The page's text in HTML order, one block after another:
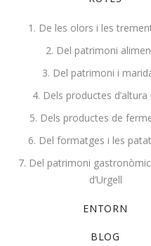
1. De les olors i les
2. Del patrimoni
3. Del patrimoni i
4. Dels productes d’altura
5. Dels productes de
6. Del formatges i les
7. Del patrimoni
d’Urgell
ENTORN
BLOG
principi
Aquests mesos de
fer activitats i
9 de maig vam ser
sector
a Valls, on vam